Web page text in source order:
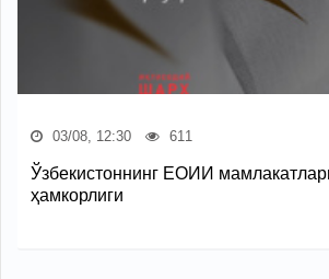
03/08, 12:30 611
Ўзбекистоннинг ЕОИИ
ҳамкорлиги